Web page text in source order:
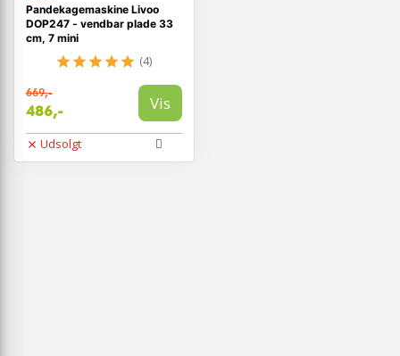
Pandekagemaskine Livoo
DOP247 - vendbar plade 33
cm, 7 mini
(4)
669,-
486,- Vis
Udsolgt